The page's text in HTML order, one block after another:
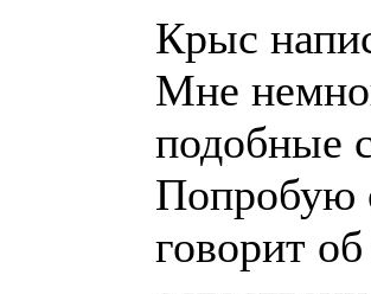
Крыс
Мне
подобные
Попробую
говорит